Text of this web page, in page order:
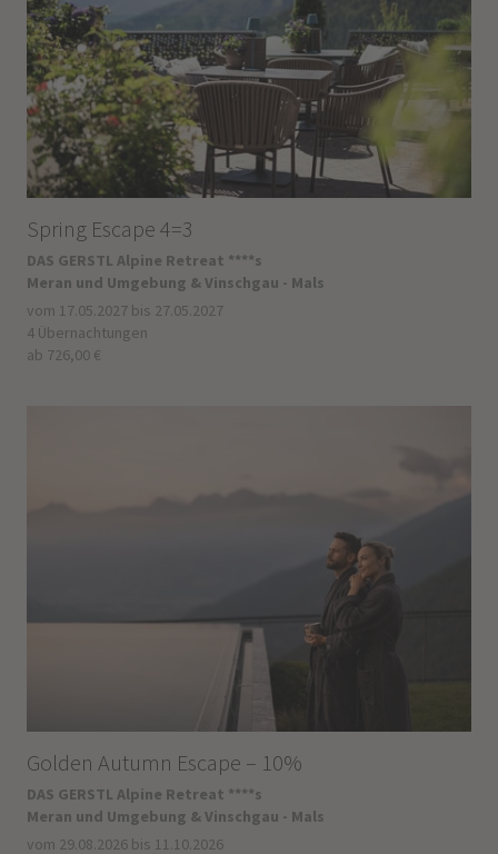
Spring Escape 4=3
DAS GERSTL Alpine Retreat ****s
Meran und Umgebung & Vinschgau - Mals
vom 17.05.2027 bis 27.05.2027
4 Übernachtungen
ab 726,00 €
Golden Autumn Escape – 10%
DAS GERSTL Alpine Retreat ****s
Meran und Umgebung & Vinschgau - Mals
vom 29.08.2026 bis 11.10.2026